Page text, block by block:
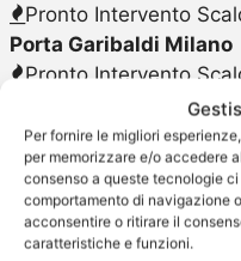
Per fornire le migliori
per memorizzare e/o accedere
consenso a queste tecnologie
comportamento di navigazione
acconsentire o ritirare il
caratteristiche e funzioni.
Pronto Intervento
Porta Garibaldi Milano
Pronto Intervento
Pulizia Caldaie Ferroli
Pulizia Caldaie Ferroli
Riparazione Caldaie
Riparazione Caldaie
Milano